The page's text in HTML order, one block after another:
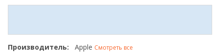
Производитель: Apple Смотреть все